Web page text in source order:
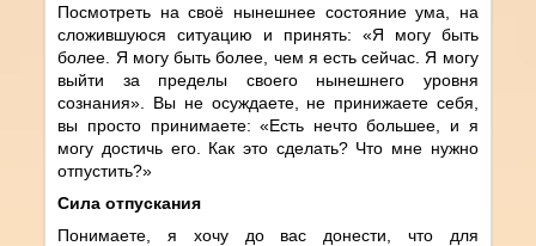
Посмотреть на своё нынешнее состояние ума, на
сложившуюся ситуацию и принять: «Я могу быть
более. Я могу быть более, чем я есть сейчас. Я могу
выйти за пределы своего нынешнего уровня
сознания». Вы не осуждаете, не принижаете себя,
вы просто принимаете: «Есть нечто большее, и я
могу достичь его. Как это сделать? Что мне нужно
отпустить?»
Сила отпускания
Понимаете, я хочу до вас донести, что для